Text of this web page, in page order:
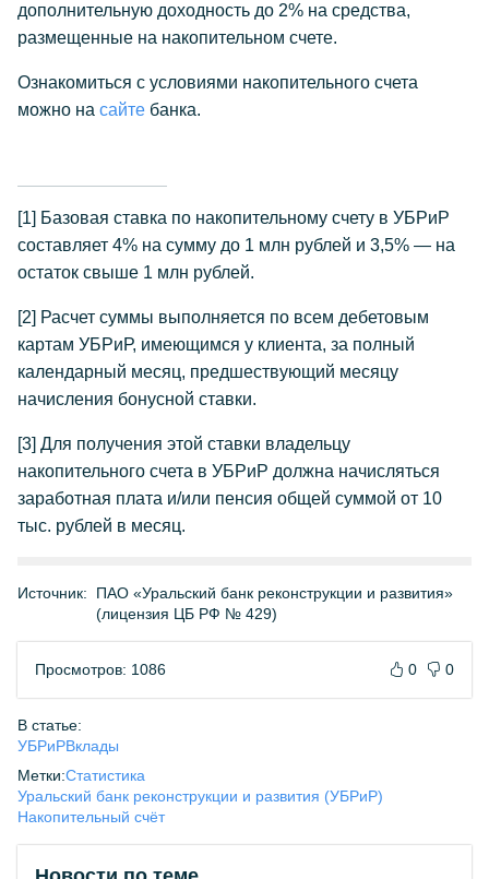
дополнительную доходность до 2% на средства,
размещенные на накопительном счете.
Ознакомиться с условиями накопительного счета
можно на сайте банка.
[1] Базовая ставка по накопительному счету в УБРиР
составляет 4% на сумму до 1 млн рублей и 3,5% — на
остаток свыше 1 млн рублей.
[2] Расчет суммы выполняется по всем дебетовым
картам УБРиР, имеющимся у клиента, за полный
календарный месяц, предшествующий месяцу
начисления бонусной ставки.
[3] Для получения этой ставки владельцу
накопительного счета в УБРиР должна начисляться
заработная плата и/или пенсия общей суммой от 10
тыс. рублей в месяц.
Источник:
ПАО «Уральский банк реконструкции и развития»
(лицензия ЦБ РФ № 429)
Просмотров: 1086 0 0
В статье:
УБРиРВклады
Метки:Статистика
Уральский банк реконструкции и развития (УБРиР)
Накопительный счёт